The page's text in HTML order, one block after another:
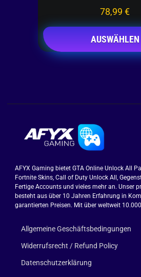
78,99 €
AUSWÄHLEN
AFYX Gaming bietet GTA Online Unlock All
Fortnite Skins, Call of Duty Unlock All,
Fertige Accounts und vieles mehr an. Unser
besteht aus über 10 Jahren Erfahrung in
garantierten Preisen. Mit über weltweit
Allgemeine Geschäftsbedingungen
Widerrufsrecht / Refund Policy
Datenschutzerklärung